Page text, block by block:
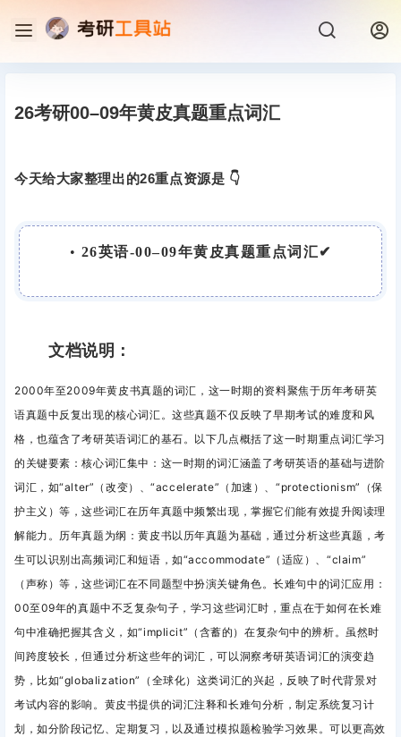
26考研00–09年黄皮真题重点词汇
今天给大家整理出的26重点资源是 👇
• 26英语-00–09年黄皮真题重点词汇✔
文档说明：
2000年至2009年黄皮书真题的词汇，这一时期的资料聚焦于历年考研英
语真题中反复出现的核心词汇。这些真题不仅反映了早期考试的难度和风
格，也蕴含了考研英语词汇的基石。以下几点概括了这一时期重点词汇学习
的关键要素：核心词汇集中 ：这一时期的词汇涵盖了考研英语的基础与进阶
词汇，如“alter”（改变）、“accelerate”（加速）、“protectionism”（保
护主义）等，这些词汇在历年真题中频繁出现，掌握它们能有效提升阅读理
解能力。历年真题为纲 ：黄皮书以历年真题为基础，通过分析这些真题，考
生可以识别出高频词汇和短语，如“accommodate”（适应）、“claim”
（声称）等，这些词汇在不同题型中扮演关键角色。长难句中的词汇应用 ：
00至09年的真题中不乏复杂句子，学习这些词汇时，重点在于如何在长难
句中准确把握其含义，如“implicit”（含蓄的）在复杂句中的辨析。虽然时
间跨度较长，但通过分析这些年的词汇，可以洞察考研英语词汇的演变趋
势，比如“globalization”（全球化）这类词汇的兴起，反映了时代背景对
考试内容的影响。黄皮书提供的词汇注释和长难句分析，制定系统复习计
划，如分阶段记忆、定期复习，以及通过模拟题检验学习效果。可以更高效